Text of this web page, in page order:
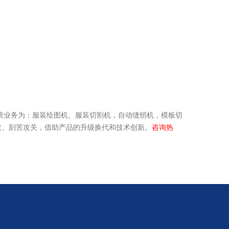
为：服装绘图机、服装切割机，自动缝纫机，模板切
刻苦攻关，借助产品的升级换代和技术创新。 咨询热